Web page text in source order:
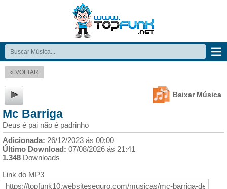
« VOLTAR
Baixar Música
Mc Barriga
Deus é pai não é padrinho
Adicionada: 26/12/2023 ás 00:00
Último Download: 07/08/2026 ás 21:41
1.348 Downloads
Link do MP3